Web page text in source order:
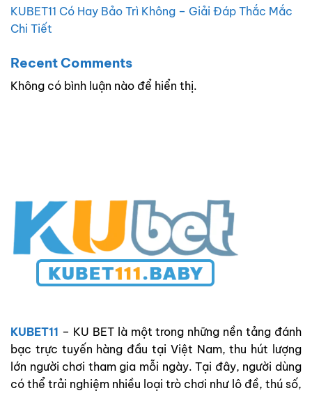
KUBET11 Có Hay Bảo Trì Không – Giải Đáp Thắc Mắc
Chi Tiết
Recent Comments
Không có bình luận nào để hiển thị.
KUBET11 – KU BET là một trong những nền tảng đánh
bạc trực tuyến hàng đầu tại Việt Nam, thu hút lượng
lớn người chơi tham gia mỗi ngày. Tại đây, người dùng
có thể trải nghiệm nhiều loại trò chơi như lô đề, thú số,